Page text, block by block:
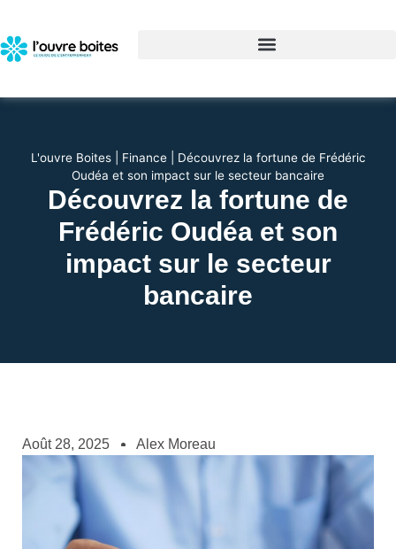
L'ouvre Boites| Finance| Découvrez la fortune de Frédéric
Oudéa et son impact sur le secteur bancaire
Découvrez la fortune de
Frédéric Oudéa et son
impact sur le secteur
bancaire
Août 28, 2025 Alex Moreau